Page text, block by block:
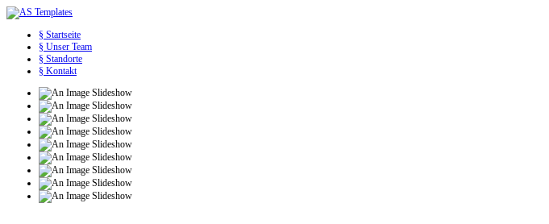
§ Startseite
§ Unser Team
§ Standorte
§ Kontakt